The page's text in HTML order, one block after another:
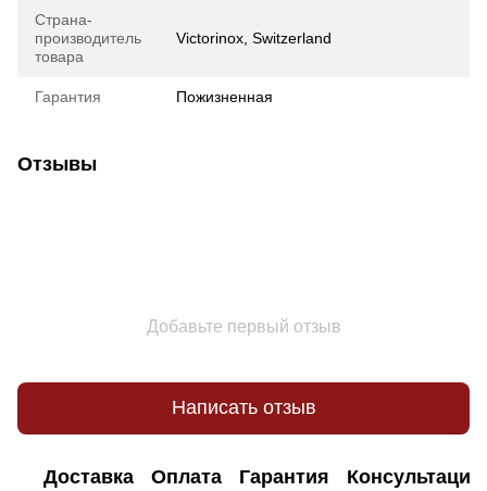
Страна-
производитель
товара
Victorinox, Switzerland
Гарантия Пожизненная
Отзывы
Добавьте первый отзыв
Написать отзыв
Доставка Оплата Гарантия Консультация